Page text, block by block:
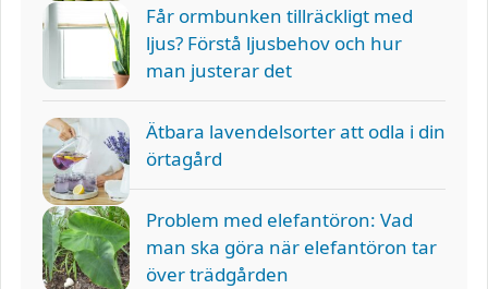
Får ormbunken tillräckligt med
ljus? Förstå ljusbehov och hur
man justerar det
Ätbara lavendelsorter att odla i din
örtagård
Problem med elefantöron: Vad
man ska göra när elefantöron tar
över trädgården